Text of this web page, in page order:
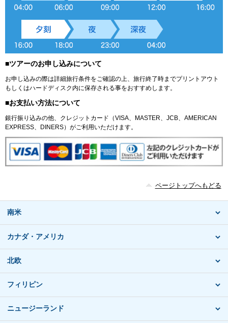
■ツアーのお申し込みについて
お申し込みの際は詳細旅行条件をご確認の上、旅行終了時までプリントアウト
もしくはハードディスク内に保存される事をおすすめします。
■お支払い方法について
銀行振り込みの他、クレジットカード（VISA、MASTER、JCB、AMERICAN
EXPRESS、DINERS）がご利用いただけます。
ページトップへもどる
南米
カナダ・アメリカ
北欧
フィリピン
ニュージーランド